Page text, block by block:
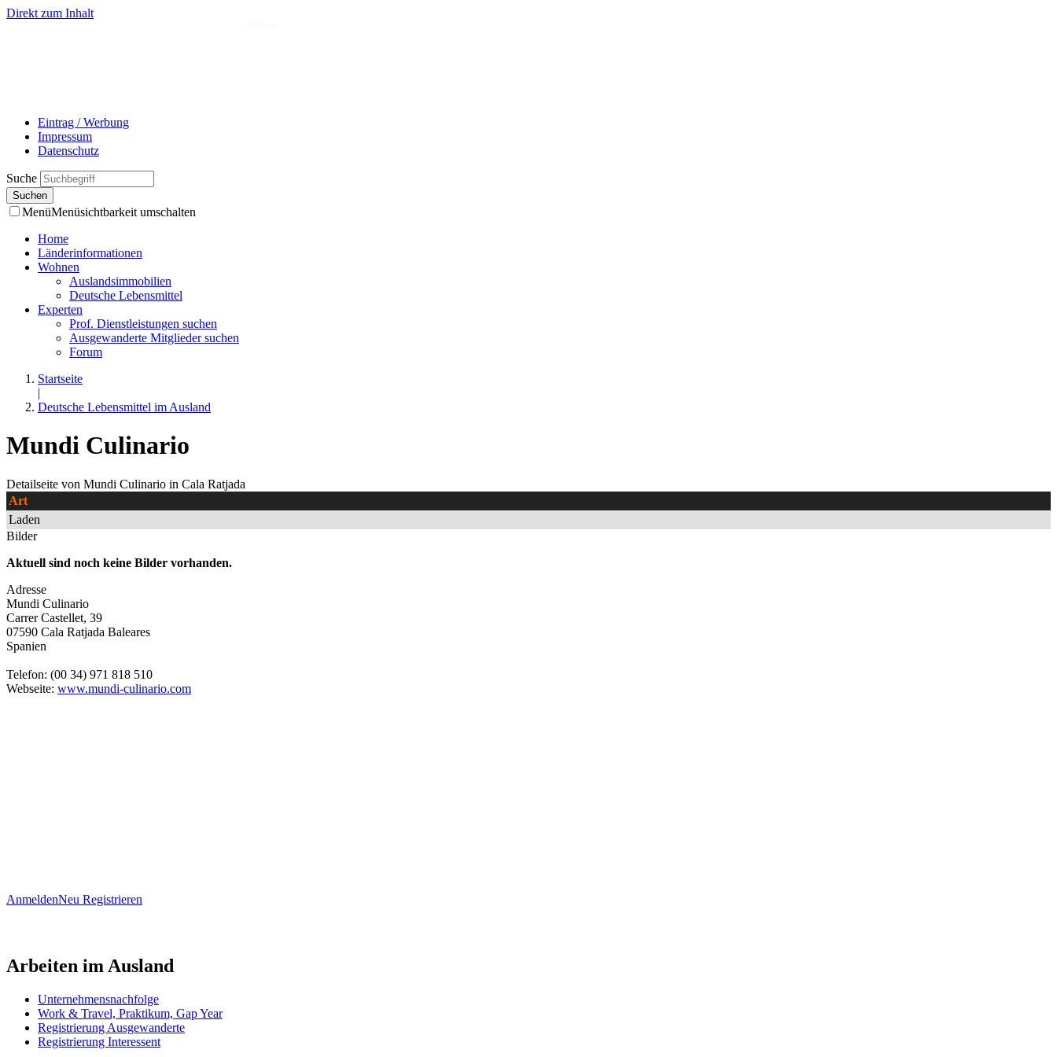
Direkt zum Inhalt
Eintrag / Werbung
Impressum
Datenschutz
Suche
MenüMenüsichtbarkeit umschalten
Home
Länderinformationen
Wohnen
Auslandsimmobilien
Deutsche Lebensmittel
Experten
Prof. Dienstleistungen suchen
Ausgewanderte Mitglieder suchen
Forum
Startseite
|
Deutsche Lebensmittel im Ausland
Mundi Culinario
Detailseite von Mundi Culinario in Cala Ratjada
Art
Laden
Bilder
Aktuell sind noch keine Bilder vorhanden.
Adresse
Mundi Culinario
Carrer Castellet, 39
07590 Cala Ratjada Baleares
Spanien
Telefon: (00 34) 971 818 510
Webseite: www.mundi-culinario.com
AnmeldenNeu Registrieren
Arbeiten im Ausland
Unternehmensnachfolge
Work & Travel, Praktikum, Gap Year
Registrierung Ausgewanderte
Registrierung Interessent